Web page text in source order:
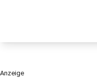
Anzeige